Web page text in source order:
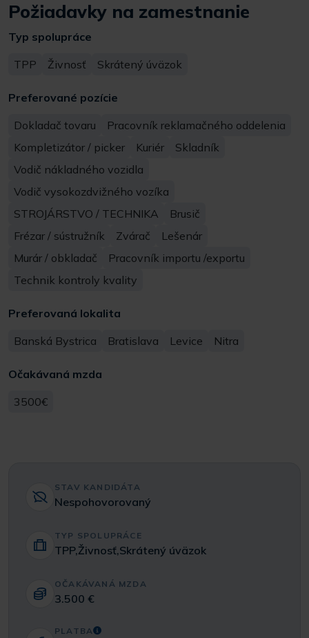
Požiadavky na zamestnanie
Typ spolupráce
TPP
Živnosť Skrátený úväzok
Preferované pozície
Dokladač tovaru
Pracovník reklamačného oddelenia
Kompletizátor / picker
Kuriér
Skladník
Vodič nákladného vozidla
Vodič vysokozdvižného vozíka
STROJÁRSTVO / TECHNIKA
Brusič
Frézar / sústružník
Zvárač
Lešenár
Murár / obkladač
Pracovník importu /exportu
Technik kontroly kvality
Preferovaná lokalita
Banská Bystrica
Bratislava Levice Nitra
Očakávaná mzda
3500€
STAV KANDIDÁTA
Nespohovorovaný
TYP SPOLUPRÁCE
TPP,Živnosť,Skrátený úväzok
OČAKÁVANÁ MZDA
3.500 €
PLATBA